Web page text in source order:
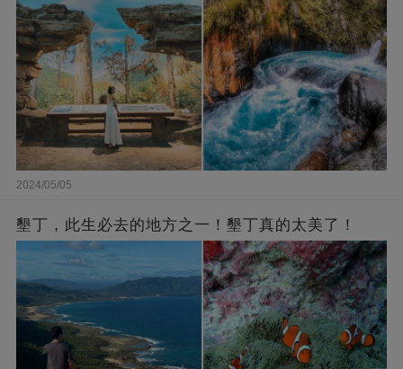
2024/05/05
墾丁，此生必去的地方之一！墾丁真的太美了！